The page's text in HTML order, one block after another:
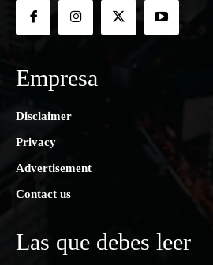
Empresa
Disclaimer
Privacy
Advertisement
Contact us
Las que debes leer